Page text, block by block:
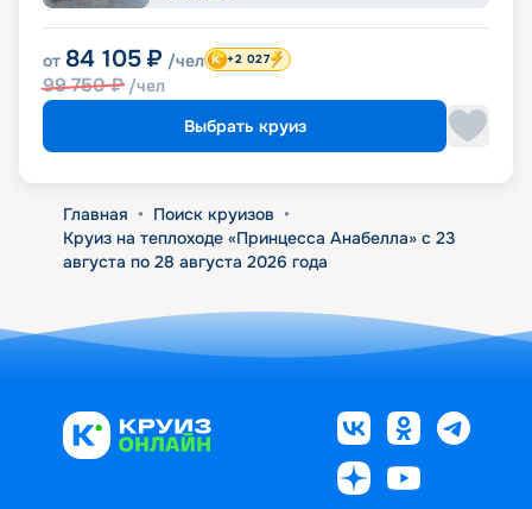
от 84 105 ₽ /чел
99 750₽ /чел
+2 027
Выбрать круиз
Главная • Поиск круизов •
Круиз на теплоходе «Принцесса Анабелла» с 23
августа по 28 августа 2026 года